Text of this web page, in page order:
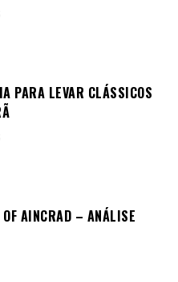
PARA LEVAR CLÁSSICOS
OF AINCRAD – ANÁLISE